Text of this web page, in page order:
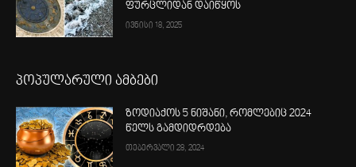
ფურცლიდან დაიწყოს
ივნისი 18, 2025
პოპულარული ამბები
ზოდიაქოს 5 ნიშანი, რომლებიც 2024
წელს გამდიდრდება
თებერვალი 28, 2024